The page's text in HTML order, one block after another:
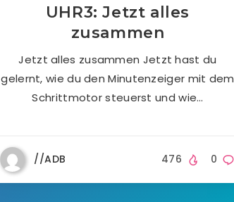
UHR3: Jetzt alles
zusammen
Jetzt alles zusammen Jetzt hast du
gelernt, wie du den Minutenzeiger mit dem
Schrittmotor steuerst und wie…
//ADB 0
476